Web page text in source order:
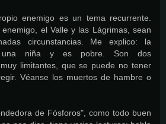
enemigo es un tema recurrente.
el Valle y las Lágrimas, sean
circunstancias. Me explico: la
una niña y es pobre. Son dos
limitantes, que se puede no tener
Véanse los muertos de hambre o
de Fósforos", como todo buen